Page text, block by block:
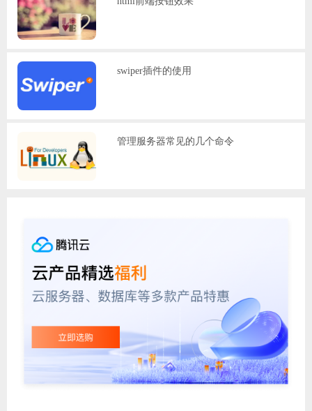
swiper插件的使用
管理服务器常见的几个命令